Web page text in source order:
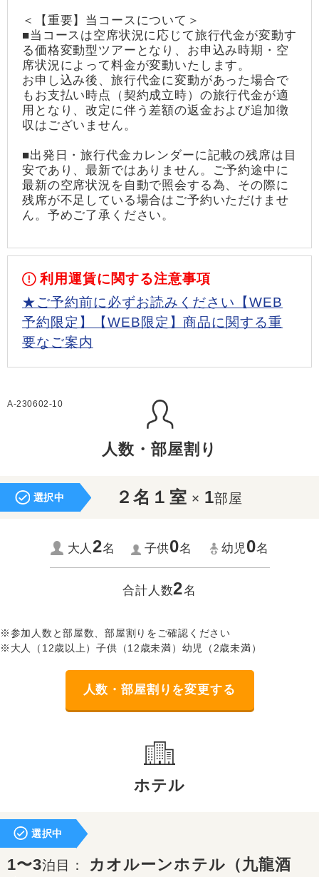
＜【重要】当コースについて＞
■当コースは空席状況に応じて旅行代金が変動す
る価格変動型ツアーとなり、お申込み時期・空
席状況によって料金が変動いたします。
お申し込み後、旅行代金に変動があった場合で
もお支払い時点（契約成立時）の旅行代金が適
用となり、改定に伴う差額の返金および追加徴
収はございません。
■出発日・旅行代金カレンダーに記載の残席は目
安であり、最新ではありません。ご予約途中に
最新の空席状況を自動で照会する為、その際に
残席が不足している場合はご予約いただけませ
ん。予めご了承ください。
利用運賃に関する注意事項
★ご予約前に必ずお読みください【WEB
予約限定】【WEB限定】商品に関する重
要なご案内
A-230602-10
人数・部屋割り
選択中 ２名１室 × 1部屋
大人2名 子供0名 幼児0名
合計人数2名
※参加人数と部屋数、部屋割りをご確認ください
※大人（12歳以上）子供（12歳未満）幼児（2歳未満）
人数・部屋割りを変更する
ホテル
選択中
1〜3泊目： カオルーンホテル（九龍酒